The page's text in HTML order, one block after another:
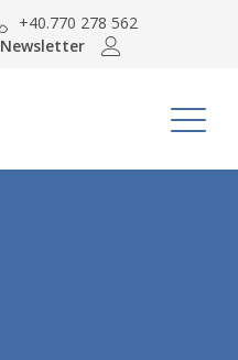
+40.770 278 562
Newsletter